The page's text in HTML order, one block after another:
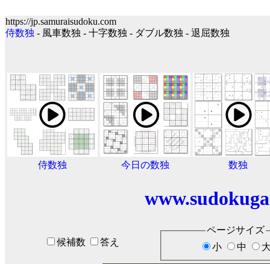
https://jp.samuraisudoku.com
侍数独 - 風車数独 - 十字数独 - ダブル数独 - 退屈数独
侍数独 今日の数独 数独
候補数 答え
ページサイズ
小
中